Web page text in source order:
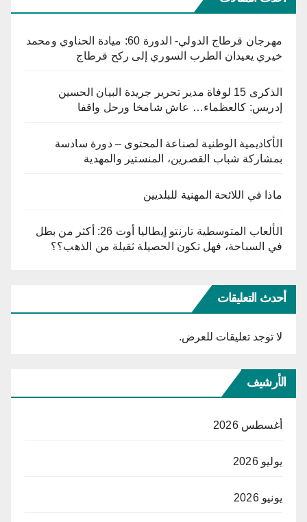
مهرجان قرطاج الدولي- الدورة 60: ميادة الحناوي ومحمد
خيري يعيدان الطرب السوري إلى ركح قرطاج
الذكرى 15 لوفاة مدير تحرير جريدة البيان الحسين
إدريس: كالعظماء… عاش شامخا ورحل واقفا
الأكاديمية الوطنية لصناعة المحتوى – دورة سادسة
بمشاركة شباب القصرين، المنستير والمهدية
ماذا في اللائحة المهنية للبلديين
الألعاب المتوسطية تارنتو إيطاليا أوت 26: أكثر من بطل
في السباحة، فهل تكون الحصيلة ثقيلة من الذهب؟؟
أحدث التعليقات
لا توجد تعليقات للعرض.
الأرشيف
أغسطس 2026
يوليو 2026
يونيو 2026